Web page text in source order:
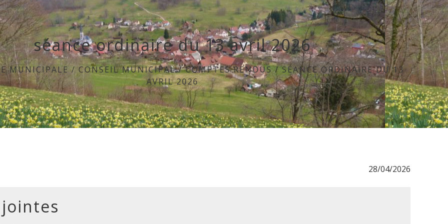
séance ordinaire du 13 avril 2026
MUNICIPALE/ CONSEIL MUNICIPAL/COMPTES RENDUS/SÉANCE ORDINAIRE DU 13
AVRIL 2026
28/04/2026
jointes